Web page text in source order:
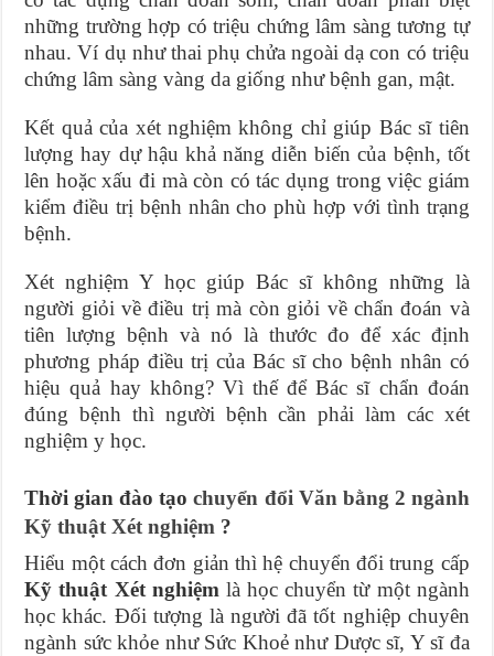
những trường hợp có triệu chứng lâm sàng tương tự
nhau. Ví dụ như thai phụ chửa ngoài dạ con có triệu
chứng lâm sàng vàng da giống như bệnh gan, mật.
Kết quả của xét nghiệm không chỉ giúp Bác sĩ tiên
lượng hay dự hậu khả năng diễn biến của bệnh, tốt
lên hoặc xấu đi mà còn có tác dụng trong việc giám
kiểm điều trị bệnh nhân cho phù hợp với tình trạng
bệnh.
Xét nghiệm Y học giúp Bác sĩ không những là
người giỏi về điều trị mà còn giỏi về chẩn đoán và
tiên lượng bệnh và nó là thước đo để xác định
phương pháp điều trị của Bác sĩ cho bệnh nhân có
hiệu quả hay không? Vì thế để Bác sĩ chẩn đoán
đúng bệnh thì người bệnh cần phải làm các xét
nghiệm y học.
Thời gian đào tạochuyển đổi Văn bằng 2 ngành
Kỹ thuật Xét nghiệm ?
Hiểu một cách đơn giản thì hệ chuyển đổi trung cấp
Kỹ thuật Xét nghiệmlà học chuyển từ một ngành
học khác. Đối tượng là người đã tốt nghiệp chuyên
ngành sức khỏe như Sức Khoẻ như Dược sĩ, Y sĩ đa